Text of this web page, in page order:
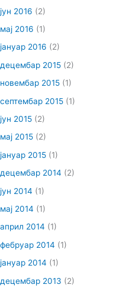
јун 2016 (2)
мај 2016 (1)
јануар 2016 (2)
децембар 2015 (2)
новембар 2015 (1)
септембар 2015 (1)
јун 2015 (2)
мај 2015 (2)
јануар 2015 (1)
децембар 2014 (2)
јун 2014 (1)
мај 2014 (1)
април 2014 (1)
фебруар 2014 (1)
јануар 2014 (1)
децембар 2013 (2)